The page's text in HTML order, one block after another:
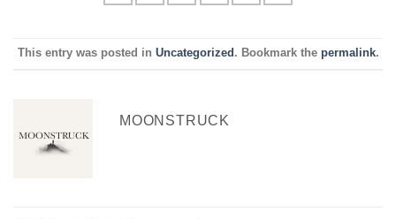
This entry was posted in Uncategorized . Bookmark the permalink.
MOONSTRUCK